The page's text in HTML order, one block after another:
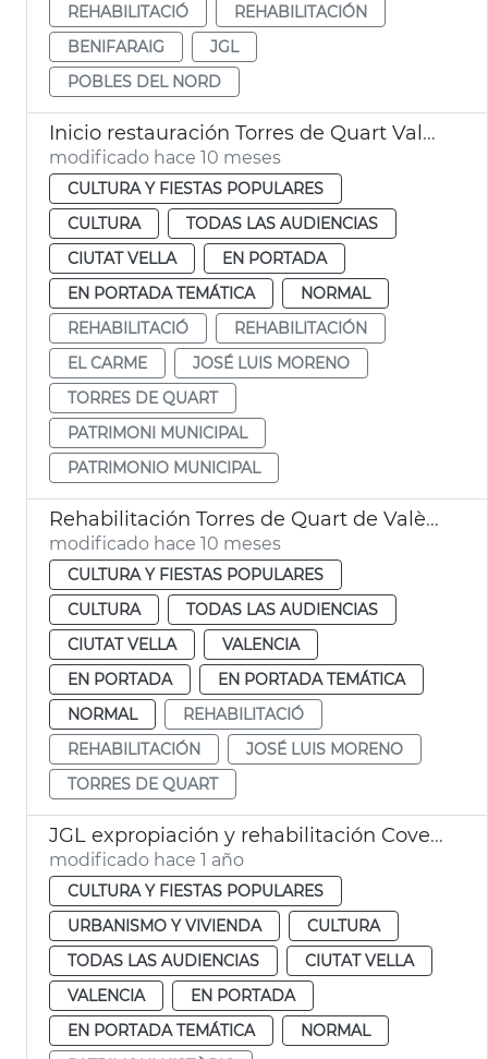
REHABILITACIÓ
REHABILITACIÓN
BENIFARAIG
JGL
POBLES DEL NORD
Inicio restauración Torres de Quart València
modificado hace 10 meses
CULTURA Y FIESTAS POPULARES
CULTURA
TODAS LAS AUDIENCIAS
CIUTAT VELLA
EN PORTADA
EN PORTADA TEMÁTICA
NORMAL
REHABILITACIÓ
REHABILITACIÓN
EL CARME
JOSÉ LUIS MORENO
TORRES DE QUART
PATRIMONI MUNICIPAL
PATRIMONIO MUNICIPAL
Rehabilitación Torres de Quart de València
modificado hace 10 meses
CULTURA Y FIESTAS POPULARES
CULTURA
TODAS LAS AUDIENCIAS
CIUTAT VELLA
VALENCIA
EN PORTADA
EN PORTADA TEMÁTICA
NORMAL
REHABILITACIÓ
REHABILITACIÓN
JOSÉ LUIS MORENO
TORRES DE QUART
JGL expropiación y rehabilitación Covetes de Sant Joan
modificado hace 1 año
CULTURA Y FIESTAS POPULARES
URBANISMO Y VIVIENDA
CULTURA
TODAS LAS AUDIENCIAS
CIUTAT VELLA
VALENCIA
EN PORTADA
EN PORTADA TEMÁTICA
NORMAL